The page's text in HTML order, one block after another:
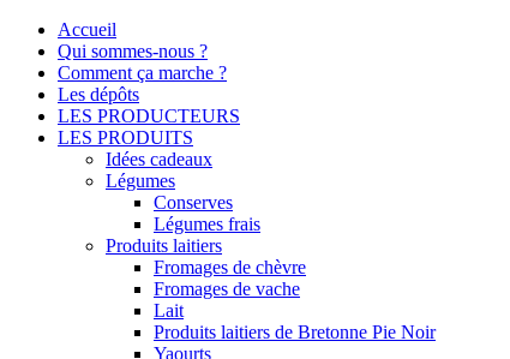
Accueil
Qui sommes-nous ?
Comment ça marche ?
Les dépôts
LES PRODUCTEURS
LES PRODUITS
Idées cadeaux
Légumes
Conserves
Légumes frais
Produits laitiers
Fromages de chèvre
Fromages de vache
Lait
Produits laitiers de Bretonne Pie Noir
Yaourts